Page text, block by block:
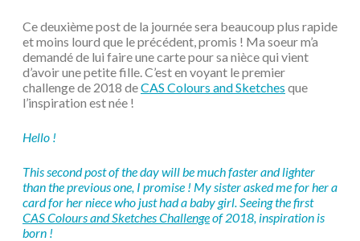
Ce deuxième post de la journée sera beaucoup plus rapide
et moins lourd que le précédent, promis ! Ma soeur m’a
demandé de lui faire une carte pour sa nièce qui vient
d’avoir une petite fille. C’est en voyant le premier
challenge de 2018 deCAS Colours and Sketches que
l’inspiration est née !
Hello !
This second post of the day will be much faster and lighter
than the previous one, I promise ! My sister asked me for her a
card for her niece who just had a baby girl. Seeing the first
CAS Colours and Sketches Challengeof 2018, inspiration is
born !